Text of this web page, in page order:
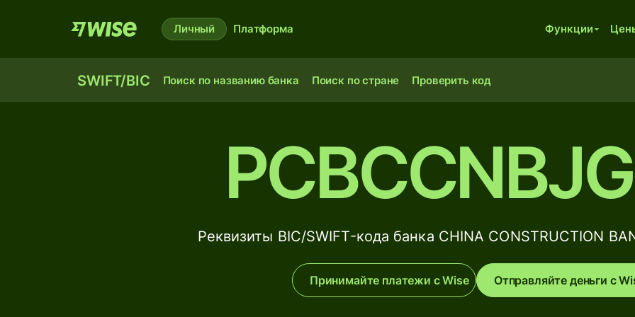
Личный Платформа Функции
SWIFT/BIC Поиск по названию банка Поиск по стране Проверить код
Реквизиты BIC/SWIFT-кода банка CHINA CONSTRUCTION
Принимайте платежи с Wise Отправляйте деньги с